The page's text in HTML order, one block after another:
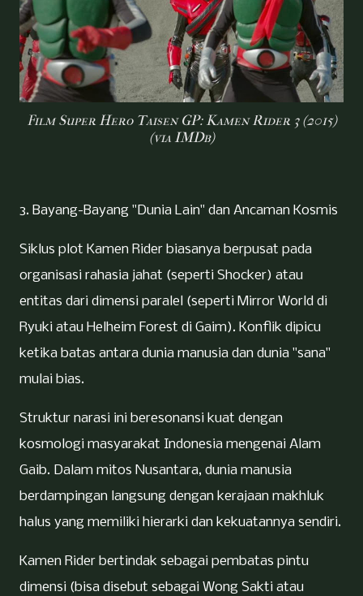
Film Super Hero Taisen GP: Kamen Rider 3 (2015)
(via IMDb)
3. Bayang-Bayang "Dunia Lain" dan Ancaman Kosmis
Siklus plot Kamen Rider biasanya berpusat pada
organisasi rahasia jahat (seperti Shocker) atau
entitas dari dimensi paralel (seperti Mirror World di
Ryuki atau Helheim Forest di Gaim). Konflik dipicu
ketika batas antara dunia manusia dan dunia "sana"
mulai bias.
Struktur narasi ini beresonansi kuat dengan
kosmologi masyarakat Indonesia mengenai Alam
Gaib. Dalam mitos Nusantara, dunia manusia
berdampingan langsung dengan kerajaan makhluk
halus yang memiliki hierarki dan kekuatannya sendiri.
Kamen Rider bertindak sebagai pembatas pintu
dimensi (bisa disebut sebagai Wong Sakti atau